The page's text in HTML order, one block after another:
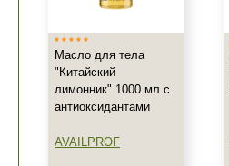
Масло для тела
"Китайский
лимонник" 1000 мл с
антиоксидантами
AVAILPROF